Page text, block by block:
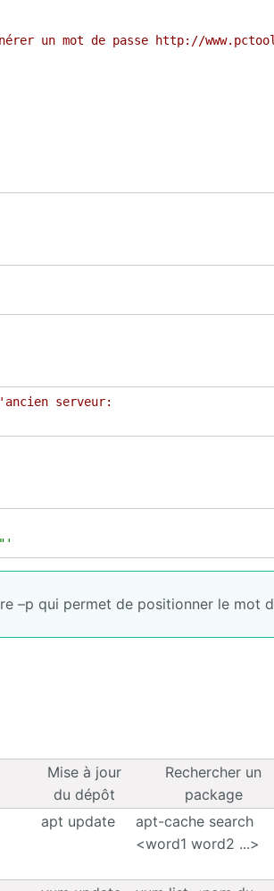
mot de passe http://
serveur:
–p qui permet de positionner le mot
Mise à jour
du dépôt
Rechercher un
package
apt update
apt-cache search
<word1 word2 ...>